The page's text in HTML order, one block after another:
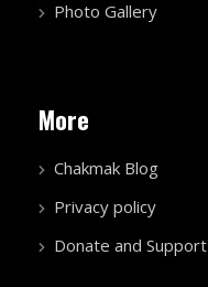
Photo Gallery
More
Chakmak Blog
Privacy policy
Donate and Support